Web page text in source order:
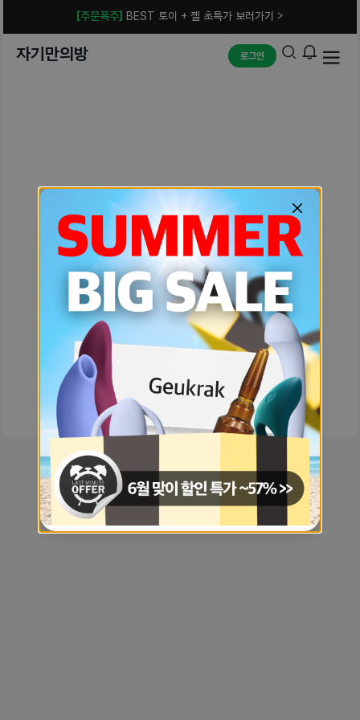
[주문폭주] BEST 토이 + 젤 초특가 보러가기 >
자기만의방 로그인
예상치 못한 에러입니다.